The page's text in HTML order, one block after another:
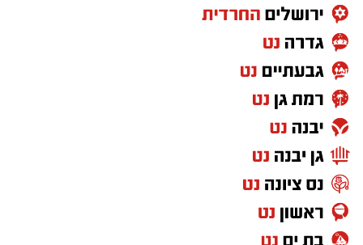
לדבריה, דבר לא נראה חריג באותו הרגע,
והמשפחה המשיכה בשגרת היום. אלא שכעבור חצי
שעה חזר הילד אל הסוללה, ללא ידיעת הוריו,
ומתוך סקרנות הכניס אותה לפיו. "מעשה של
משחק של ילדים, להכניס לפה, זה כנראה מדגדג
בפה בגלל הזרם החשמלי שהיא יוצרת". לדברי
האם, מדובר היה בהתנהגות תמימה לחלוטין, ללא
כל הבנה של הסכנה האדירה הטמונה בכך. במשך